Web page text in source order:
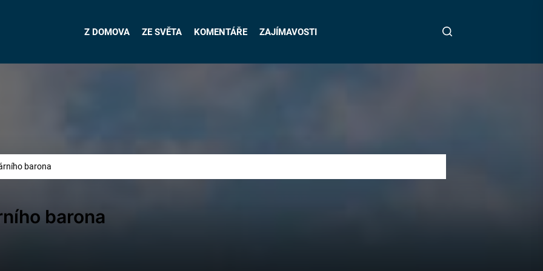
Z DOMOVA ZE SVĚTA KOMENTÁŘE ZAJÍMAVOSTI
barona
barona